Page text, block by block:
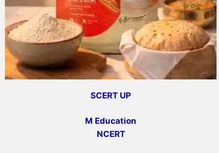
SCERT UP
M Education
NCERT